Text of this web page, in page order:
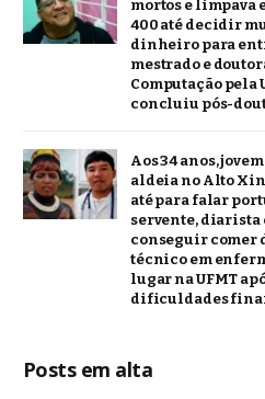
mortos e limpava
400 até decidir
dinheiro para
mestrado e
Computação pela
concluiu pós-
Aos 34 anos,
aldeia no Alto
até para falar
servente, diarista
conseguir comer
técnico em
lugar na UFMT
dificuldades
Posts em alta